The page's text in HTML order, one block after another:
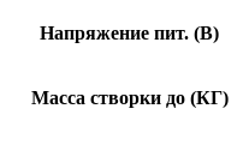
Напряжение пит. (В)
Масса створки до (КГ)